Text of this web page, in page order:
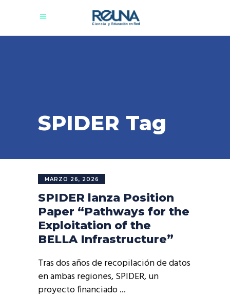
SPIDER Tag
MARZO 26, 2026
SPIDER lanza Position
Paper “Pathways for the
Exploitation of the
BELLA Infrastructure”
Tras dos años de recopilación de datos
en ambas regiones, SPIDER, un
proyecto financiado